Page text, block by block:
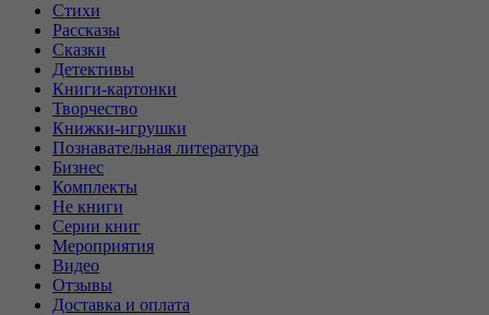
Стихи
Рассказы
Сказки
Детективы
Книги-картонки
Творчество
Книжки-игрушки
Познавательная литература
Бизнес
Комплекты
Не книги
Серии книг
Мероприятия
Видео
Отзывы
Доставка и оплата